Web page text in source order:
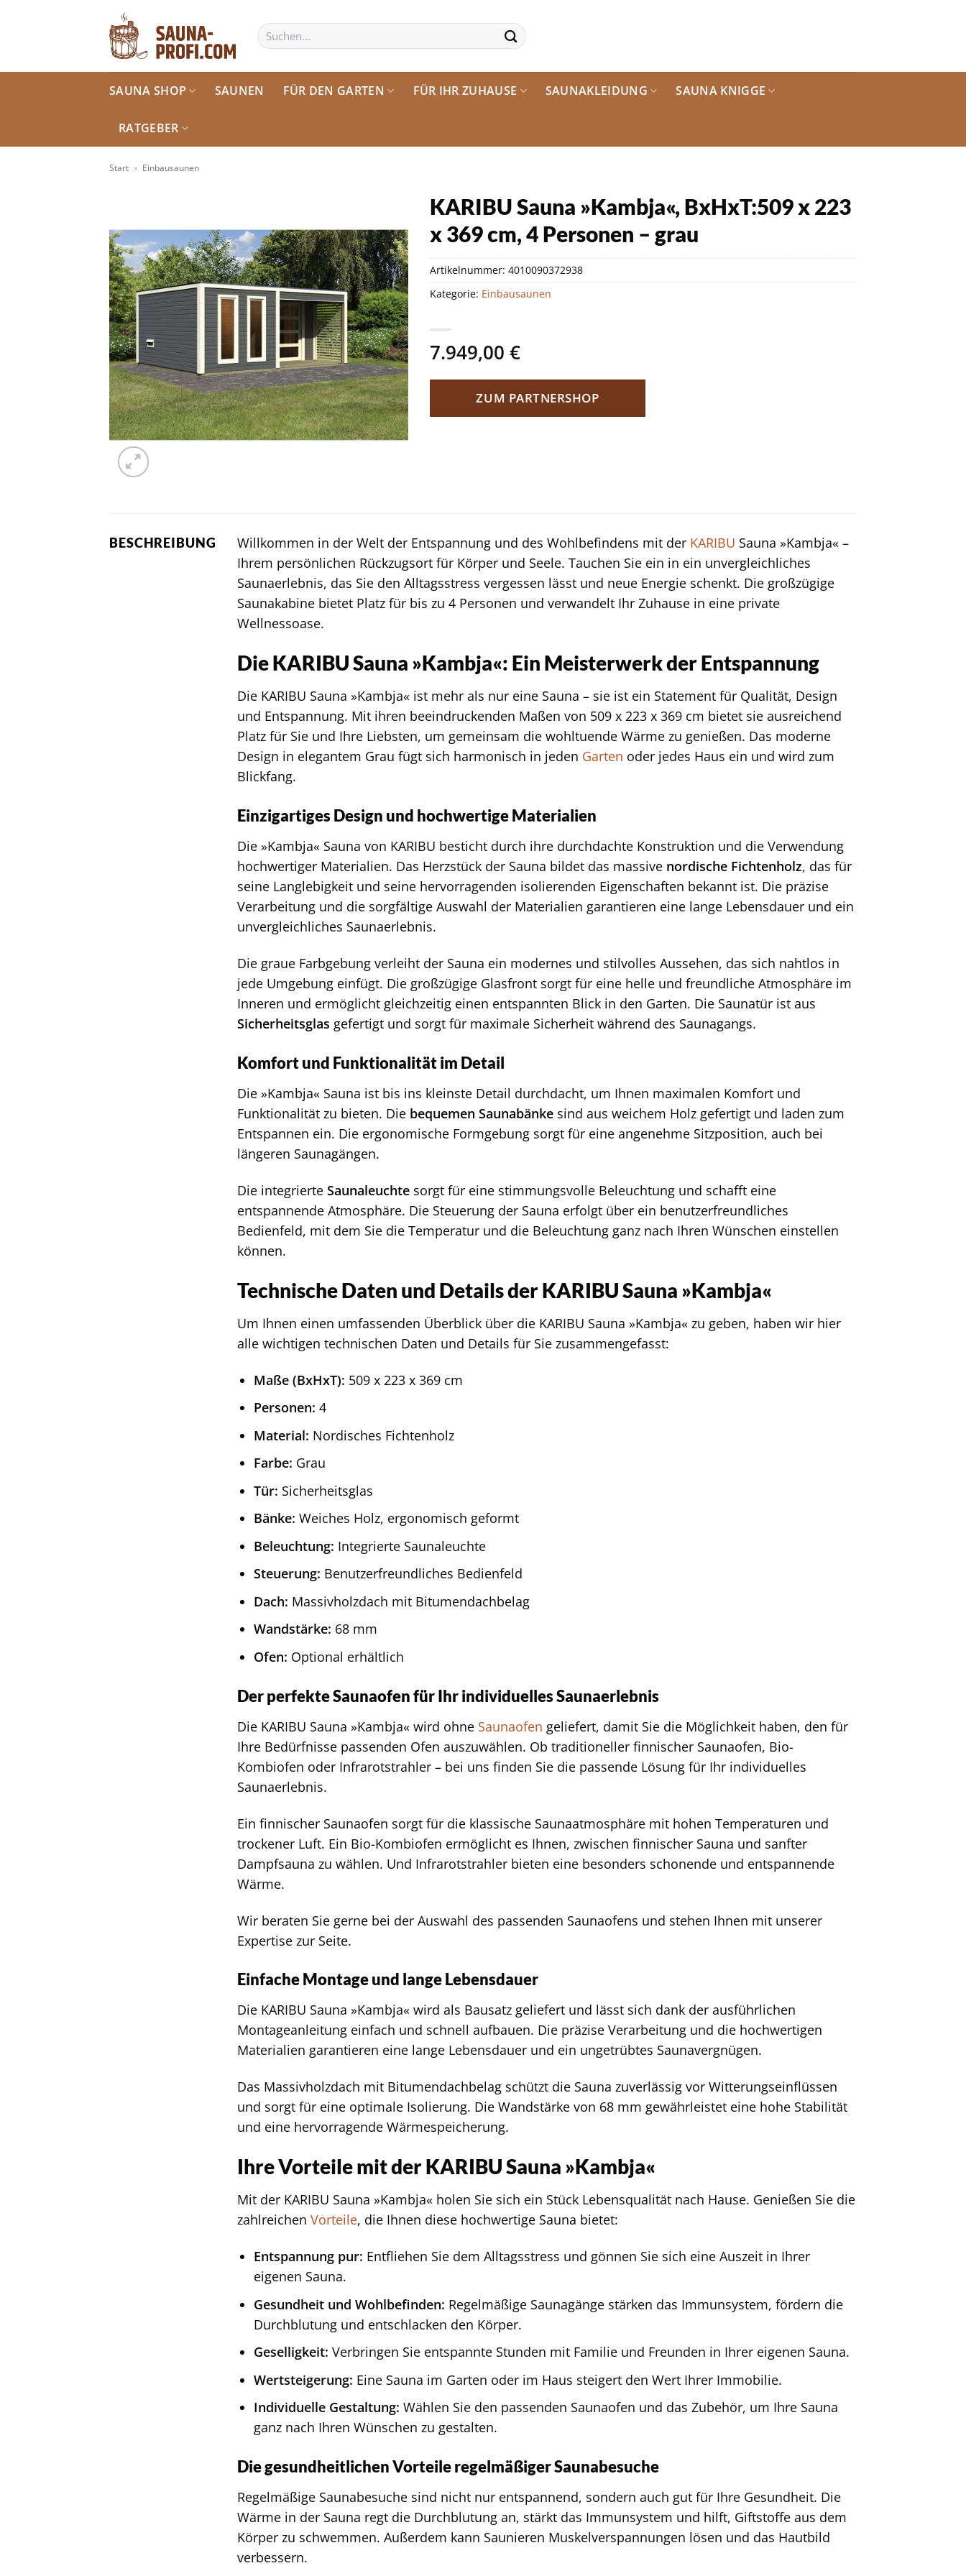
Suchen
nach:
SAUNA SHOP SAUNEN FÜR DEN GARTEN FÜR IHR ZUHAUSE SAUNAKLEIDUNG SAUNA KNIGGE
RATGEBER
Start » Einbausaunen
KARIBU Sauna »Kambja«, BxHxT:509 x 223
x 369 cm, 4 Personen – grau
7.949,00 €
ZUM PARTNERSHOP
Artikelnummer: 4010090372938
Kategorie: Einbausaunen
BESCHREIBUNG Willkommen in der Welt der Entspannung und des Wohlbefindens mit der KARIBU Sauna »Kambja« –
Ihrem persönlichen Rückzugsort für Körper und Seele. Tauchen Sie ein in ein unvergleichliches
Saunaerlebnis, das Sie den Alltagsstress vergessen lässt und neue Energie schenkt. Die großzügige
Saunakabine bietet Platz für bis zu 4 Personen und verwandelt Ihr Zuhause in eine private
Wellnessoase.
Die KARIBU Sauna »Kambja«: Ein Meisterwerk der Entspannung
Die KARIBU Sauna »Kambja« ist mehr als nur eine Sauna – sie ist ein Statement für Qualität, Design
und Entspannung. Mit ihren beeindruckenden Maßen von 509 x 223 x 369 cm bietet sie ausreichend
Platz für Sie und Ihre Liebsten, um gemeinsam die wohltuende Wärme zu genießen. Das moderne
Design in elegantem Grau fügt sich harmonisch in jeden Garten oder jedes Haus ein und wird zum
Blickfang.
Einzigartiges Design und hochwertige Materialien
Die »Kambja« Sauna von KARIBU besticht durch ihre durchdachte Konstruktion und die Verwendung
hochwertiger Materialien. Das Herzstück der Sauna bildet das massive nordische Fichtenholz, das für
seine Langlebigkeit und seine hervorragenden isolierenden Eigenschaften bekannt ist. Die präzise
Verarbeitung und die sorgfältige Auswahl der Materialien garantieren eine lange Lebensdauer und ein
unvergleichliches Saunaerlebnis.
Die graue Farbgebung verleiht der Sauna ein modernes und stilvolles Aussehen, das sich nahtlos in
jede Umgebung einfügt. Die großzügige Glasfront sorgt für eine helle und freundliche Atmosphäre im
Inneren und ermöglicht gleichzeitig einen entspannten Blick in den Garten. Die Saunatür ist aus
Sicherheitsglas gefertigt und sorgt für maximale Sicherheit während des Saunagangs.
Komfort und Funktionalität im Detail
Die »Kambja« Sauna ist bis ins kleinste Detail durchdacht, um Ihnen maximalen Komfort und
Funktionalität zu bieten. Die bequemen Saunabänke sind aus weichem Holz gefertigt und laden zum
Entspannen ein. Die ergonomische Formgebung sorgt für eine angenehme Sitzposition, auch bei
längeren Saunagängen.
Die integrierteSaunaleuchte sorgt für eine stimmungsvolle Beleuchtung und schafft eine
entspannende Atmosphäre. Die Steuerung der Sauna erfolgt über ein benutzerfreundliches
Bedienfeld, mit dem Sie die Temperatur und die Beleuchtung ganz nach Ihren Wünschen einstellen
können.
Technische Daten und Details der KARIBU Sauna »Kambja«
Um Ihnen einen umfassenden Überblick über die KARIBU Sauna »Kambja« zu geben, haben wir hier
alle wichtigen technischen Daten und Details für Sie zusammengefasst:
Maße (BxHxT): 509 x 223 x 369 cm
Personen: 4
Material: Nordisches Fichtenholz
Farbe: Grau
Tür: Sicherheitsglas
Bänke: Weiches Holz, ergonomisch geformt
Beleuchtung: Integrierte Saunaleuchte
Steuerung: Benutzerfreundliches Bedienfeld
Dach: Massivholzdach mit Bitumendachbelag
Wandstärke: 68 mm
Ofen: Optional erhältlich
Der perfekte Saunaofen für Ihr individuelles Saunaerlebnis
Die KARIBU Sauna »Kambja« wird ohne Saunaofen geliefert, damit Sie die Möglichkeit haben, den für
Ihre Bedürfnisse passenden Ofen auszuwählen. Ob traditioneller finnischer Saunaofen, Bio-
Kombiofen oder Infrarotstrahler – bei uns finden Sie die passende Lösung für Ihr individuelles
Saunaerlebnis.
Ein finnischer Saunaofen sorgt für die klassische Saunaatmosphäre mit hohen Temperaturen und
trockener Luft. Ein Bio-Kombiofen ermöglicht es Ihnen, zwischen finnischer Sauna und sanfter
Dampfsauna zu wählen. Und Infrarotstrahler bieten eine besonders schonende und entspannende
Wärme.
Wir beraten Sie gerne bei der Auswahl des passenden Saunaofens und stehen Ihnen mit unserer
Expertise zur Seite.
Einfache Montage und lange Lebensdauer
Die KARIBU Sauna »Kambja« wird als Bausatz geliefert und lässt sich dank der ausführlichen
Montageanleitung einfach und schnell aufbauen. Die präzise Verarbeitung und die hochwertigen
Materialien garantieren eine lange Lebensdauer und ein ungetrübtes Saunavergnügen.
Das Massivholzdach mit Bitumendachbelag schützt die Sauna zuverlässig vor Witterungseinflüssen
und sorgt für eine optimale Isolierung. Die Wandstärke von 68 mm gewährleistet eine hohe Stabilität
und eine hervorragende Wärmespeicherung.
Ihre Vorteile mit der KARIBU Sauna »Kambja«
Mit der KARIBU Sauna »Kambja« holen Sie sich ein Stück Lebensqualität nach Hause. Genießen Sie die
zahlreichenVorteile, die Ihnen diese hochwertige Sauna bietet:
Entspannung pur: Entfliehen Sie dem Alltagsstress und gönnen Sie sich eine Auszeit in Ihrer
eigenen Sauna.
Gesundheit und Wohlbefinden: Regelmäßige Saunagänge stärken das Immunsystem, fördern die
Durchblutung und entschlacken den Körper.
Geselligkeit: Verbringen Sie entspannte Stunden mit Familie und Freunden in Ihrer eigenen Sauna.
Wertsteigerung: Eine Sauna im Garten oder im Haus steigert den Wert Ihrer Immobilie.
Individuelle Gestaltung: Wählen Sie den passenden Saunaofen und das Zubehör, um Ihre Sauna
ganz nach Ihren Wünschen zu gestalten.
Die gesundheitlichen Vorteile regelmäßiger Saunabesuche
Regelmäßige Saunabesuche sind nicht nur entspannend, sondern auch gut für Ihre Gesundheit. Die
Wärme in der Sauna regt die Durchblutung an, stärkt das Immunsystem und hilft, Giftstoffe aus dem
Körper zu schwemmen. Außerdem kann Saunieren Muskelverspannungen lösen und das Hautbild
verbessern.